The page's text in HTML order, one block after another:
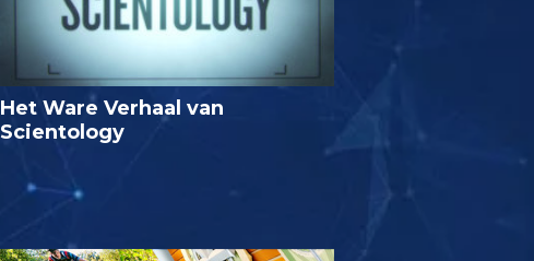
Het Ware Verhaal van
Scientology